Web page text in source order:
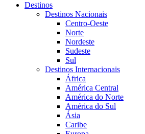
Destinos
Destinos Nacionais
Centro-Oeste
Norte
Nordeste
Sudeste
Sul
Destinos Internacionais
África
América Central
América do Norte
América do Sul
Ásia
Caribe